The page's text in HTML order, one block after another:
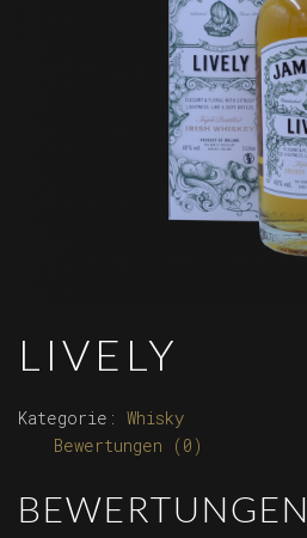
LIVELY
Kategorie: Whisky
Bewertungen (0)
BEWERTUNGEN